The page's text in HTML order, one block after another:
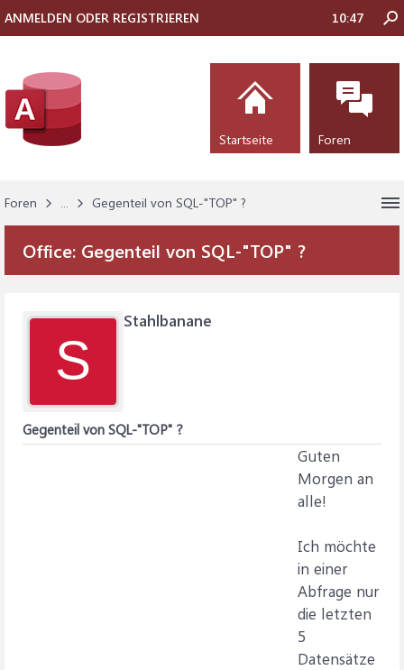
Foren ... Gegenteil von SQL-"TOP" ?
Office: Gegenteil von SQL-"TOP" ?
S
Stahlbanane
Gegenteil von SQL-"TOP" ?
Guten
Morgen an
alle!
Ich möchte
in einer
Abfrage nur
die letzten
5
Datensätze
ANMELDEN ODER REGISTRIEREN 10:47
Startseite Foren